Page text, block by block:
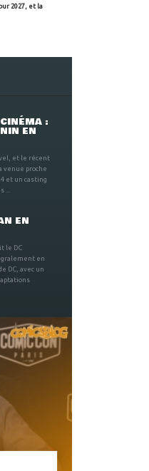
2027, et la
:
EN
et le récent
venue proche
et un casting
...
EN
le DC
en
DC, avec un